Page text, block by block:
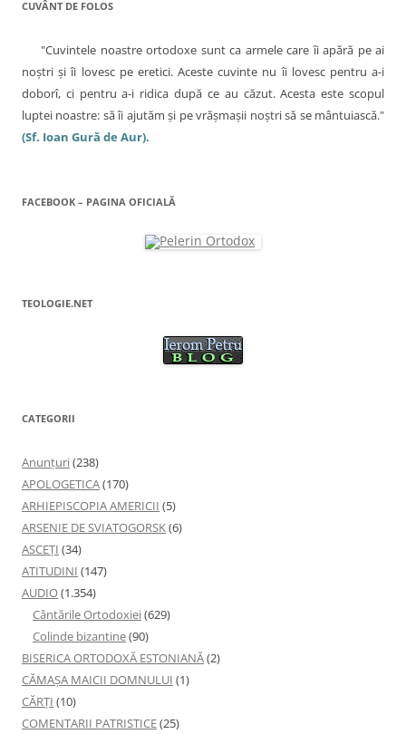
l
CUVÂNT DE FOLOS
"Cuvintele noastre ortodoxe sunt ca armele care îi apără pe ai
noştri şi îi lovesc pe eretici. Aceste cuvinte nu îi lovesc pentru a-i
doborî, ci pentru a-i ridica după ce au căzut. Acesta este scopul
luptei noastre: să îi ajutăm şi pe vrăşmaşii noştri să se mântuiască."
(Sf. Ioan Gură de Aur).
FACEBOOK – PAGINA OFICIALĂ
TEOLOGIE.NET
CATEGORII
Anunţuri(238)
APOLOGETICA(170)
ARHIEPISCOPIA AMERICII (5)
ARSENIE DE SVIATOGORSK(6)
ASCEȚI (34)
ATITUDINI (147)
AUDIO(1.354)
Cântările Ortodoxiei(629)
Colinde bizantine(90)
BISERICA ORTODOXĂ ESTONIANĂ(2)
CĂMAȘA MAICII DOMNULUI (1)
CĂRȚI (10)
COMENTARII PATRISTICE(25)